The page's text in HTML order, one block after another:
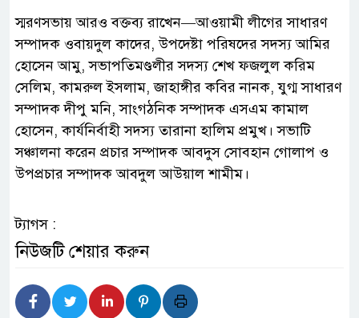
স্মরণসভায় আরও বক্তব্য রাখেন—আওয়ামী লীগের সাধারণ
সম্পাদক ওবায়দুল কাদের, উপদেষ্টা পরিষদের সদস্য আমির
হোসেন আমু, সভাপতিমণ্ডলীর সদস্য শেখ ফজলুল করিম
সেলিম, কামরুল ইসলাম, জাহাঙ্গীর কবির নানক, যুগ্ম সাধারণ
সম্পাদক দীপু মনি, সাংগঠনিক সম্পাদক এসএম কামাল
হোসেন, কার্যনির্বাহী সদস্য তারানা হালিম প্রমুখ। সভাটি
সঞ্চালনা করেন প্রচার সম্পাদক আবদুস সোবহান গোলাপ ও
উপপ্রচার সম্পাদক আবদুল আউয়াল শামীম।
ট্যাগস :
নিউজটি শেয়ার করুন